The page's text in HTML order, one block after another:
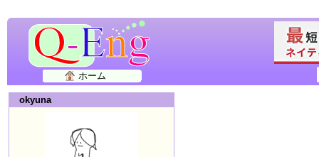
ホーム
okyuna